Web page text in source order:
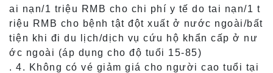
ai nạn/1 triệu RMB cho chi phí y tế do tai nạn/1 t
riệu RMB cho bệnh tật đột xuất ở nước ngoài/bất
tiện khi đi du lịch/dịch vụ cứu hộ khẩn cấp ở nư
ớc ngoài (áp dụng cho độ tuổi 15-85)
. 4. Không có vé giảm giá cho người cao tuổi tại